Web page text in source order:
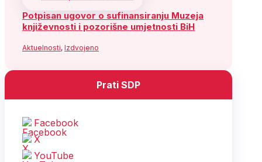
Potpisan ugovor o sufinansiranju Muzeja
književnosti i pozorišne umjetnosti BiH
Aktuelnosti, Izdvojeno
Prati SDP
Facebook
X
YouTube